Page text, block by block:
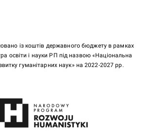
із коштів державного бюджету в рамках
освіти і науки РП під назвою «Національна
гуманітарних наук» на 2022-2027 рр.